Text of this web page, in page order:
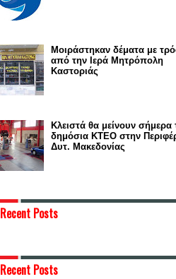
Μοιράστηκαν δέματα με
από την Ιερά Μητρόπολη
Καστοριάς
Κλειστά θα μείνουν σήμερα
δημόσια ΚΤΕΟ στην
Δυτ. Μακεδονίας
Recent Posts
Recent Posts